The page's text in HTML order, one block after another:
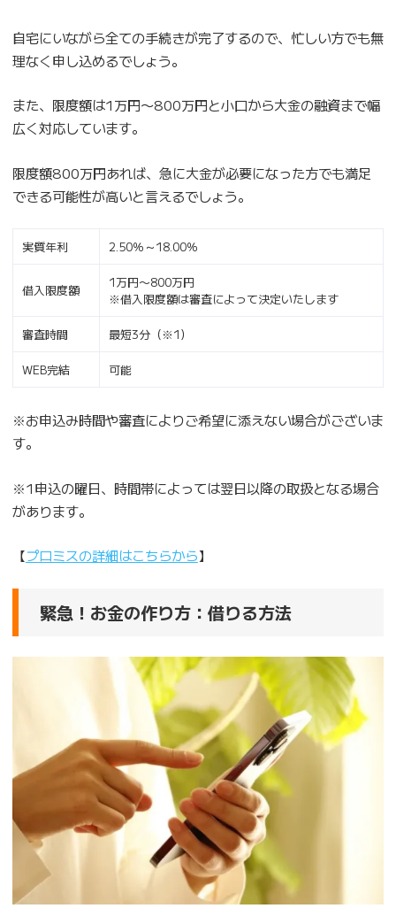
自宅にいながら全ての手続きが完了するので、忙しい方でも無
理なく申し込めるでしょう。
また、限度額は1万円〜800万円と小口から大金の融資まで幅
広く対応しています。
限度額800万円あれば、急に大金が必要になった方でも満足
できる可能性が高いと言えるでしょう。
実質年利 2.50％～18.00％
借入限度額
1万円〜800万円
※借入限度額は審査によって決定いたします
審査時間 最短3分（※1）
WEB完結 可能
※お申込み時間や審査によりご希望に添えない場合がございま
す。
※1申込の曜日、時間帯によっては翌日以降の取扱となる場合
があります。
【プロミスの詳細はこちらから】
緊急！お金の作り方：借りる方法